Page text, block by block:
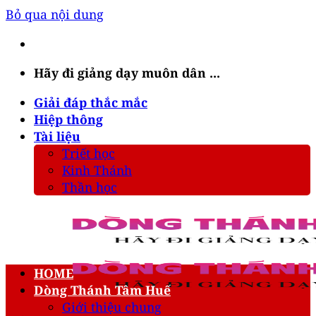
Bỏ qua nội dung
Hãy đi giảng dạy muôn dân ...
Giải đáp thắc mắc
Hiệp thông
Tài liệu
Triết học
Kinh Thánh
Thần học
HOME
Dòng Thánh Tâm Huế
Giới thiệu chung